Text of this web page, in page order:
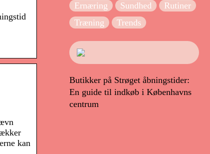
kan
Ernæring
Sundhed
Rutiner
Træning
Trends
Butikker på Strøget åbningstider:
En guide til indkøb i Københavns
centrum